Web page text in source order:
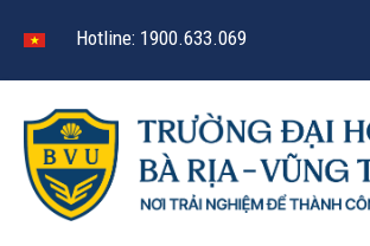
Hotline: 1900.633.069